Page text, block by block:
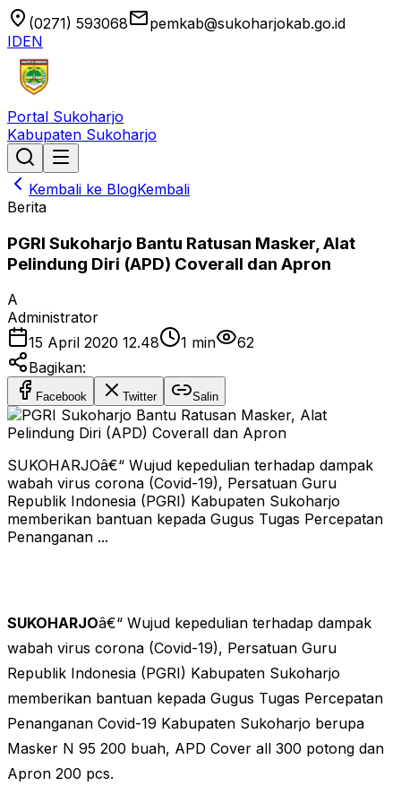
location_on (0271) 593068emailpemkab@sukoharjokab.go.id
IDEN
Portal Sukoharjo
Kabupaten Sukoharjo
Kembali ke BlogKembali
Berita
PGRI Sukoharjo Bantu Ratusan Masker, Alat
Pelindung Diri (APD) Coverall dan Apron
A
Administrator
15 April 2020 12.48
1 min
62
Bagikan:
Facebook Twitter Salin
SUKOHARJOâ€“ Wujud kepedulian terhadap dampak
wabah virus corona (Covid-19), Persatuan Guru
Republik Indonesia (PGRI) Kabupaten Sukoharjo
memberikan bantuan kepada Gugus Tugas Percepatan
Penanganan ...
SUKOHARJOâ€“ Wujud kepedulian terhadap dampak
wabah virus corona (Covid-19), Persatuan Guru
Republik Indonesia (PGRI) Kabupaten Sukoharjo
memberikan bantuan kepada Gugus Tugas Percepatan
Penanganan Covid-19 Kabupaten Sukoharjo berupa
Masker N 95 200 buah, APD Cover all 300 potong dan
Apron 200 pcs.